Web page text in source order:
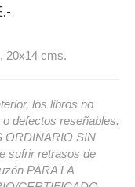
20x14 cms.
los libros no
defectos reseñables.
ORDINARIO SIN
sufrir retrasos de
PARA LA